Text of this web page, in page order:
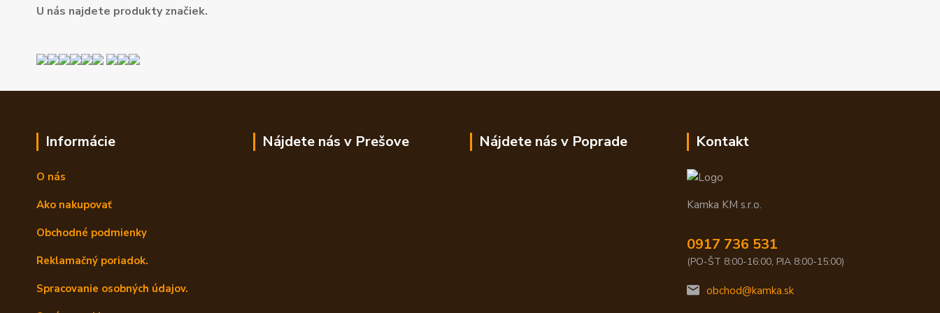
U nás najdete produkty značiek.
Informácie
O nás
Ako nakupovať
Obchodné podmienky
Reklamačný poriadok.
Spracovanie osobných údajov.
Nájdete nás v Prešove Nájdete nás v Poprade Kontakt
Kamka KM s.r.o.
0917 736 531
(PO-ŠT 8:00-16:00, PIA 8:00-15:00)
obchod@kamka.sk